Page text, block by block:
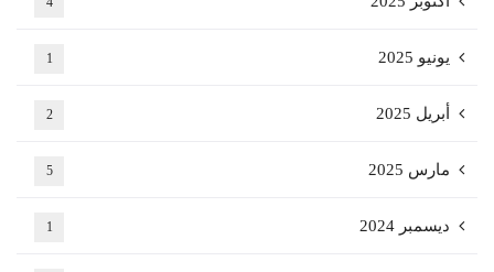
يونيو 2025 1
أبريل 2025 2
مارس 2025 5
ديسمبر 2024 1